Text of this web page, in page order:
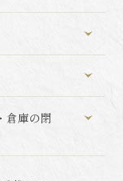
倉庫の閉